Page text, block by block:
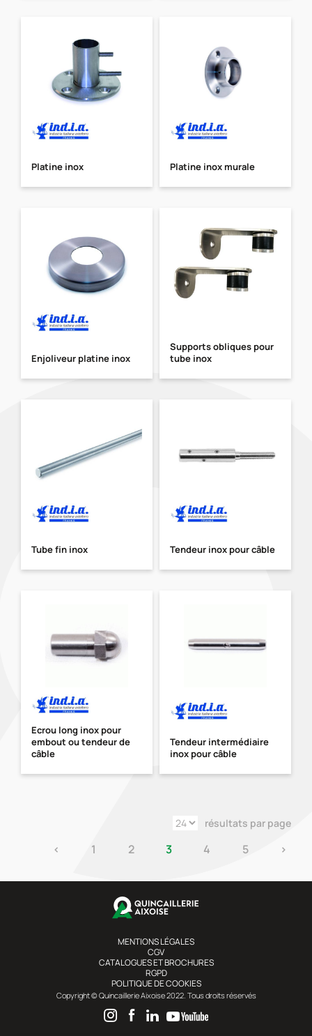
Platine inox Platine inox murale
Enjoliveur platine inox
Supports obliques pour
tube inox
Tube fin inox Tendeur inox pour câble
Ecrou long inox pour
embout ou tendeur de
câble
Tendeur intermédiaire
inox pour câble
résultats par page
‹ 1 2 3 4 5 ›
MENTIONS LÉGALES
CGV
CATALOGUES ET BROCHURES
RGPD
POLITIQUE DE COOKIES
Copyright © Quincaillerie Aixoise 2022. Tous droits réservés